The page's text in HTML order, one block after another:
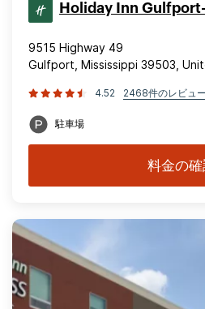
Holiday Inn
9515 Highway 49
Gulfport, Mississippi 39503,
4.52 2468件のレビュー
駐車場
料金の